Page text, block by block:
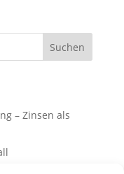
Suchen
– Zinsen als